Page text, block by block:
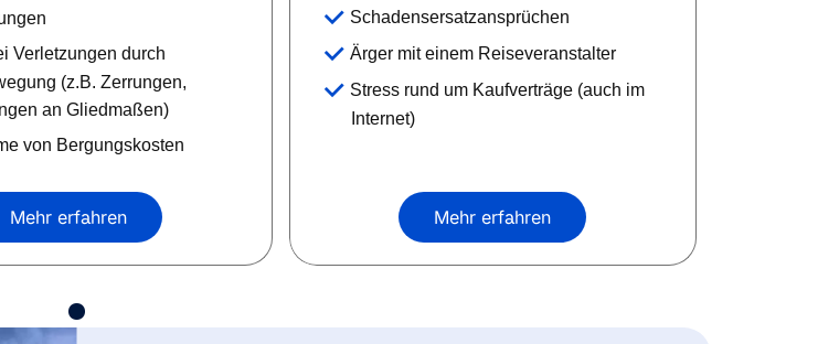
Verletzungen durch
(z.B. Zerrungen,
an Gliedmaßen)
von Bergungskosten
Mehr erfahren
Schadensersatzansprüchen
Ärger mit einem Reiseveranstalter
Stress rund um Kaufverträge (auch im
Internet)
Mehr erfahren